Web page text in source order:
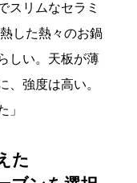
スリムなセラミ
した熱々のお鍋
しい。天板が薄
、強度は高い。
」
た